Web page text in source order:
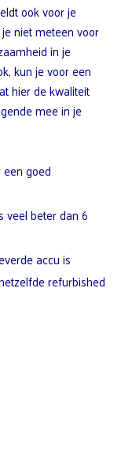
ook voor je
niet meteen voor
in je
kun je voor een
hier de kwaliteit
mee in je
goed
veel beter dan 6
accu is
refurbished